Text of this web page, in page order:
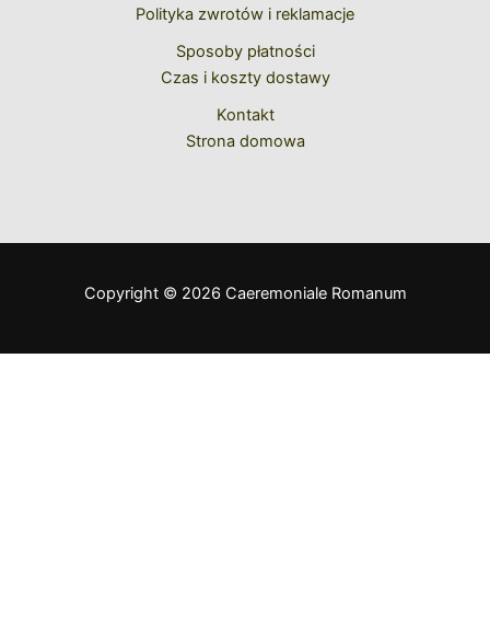
Polityka zwrotów i reklamacje
Sposoby płatności
Czas i koszty dostawy
Kontakt
Strona domowa
Copyright © 2026 Caeremoniale Romanum